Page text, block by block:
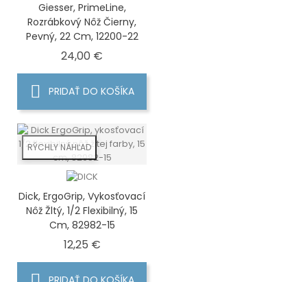
Giesser, PrimeLine,
Rozrábkový Nôž Čierny,
Pevný, 22 Cm, 12200-22
24,00 €
PRIDAŤ DO KOŠÍKA
RÝCHLY NÁHĽAD
Dick, ErgoGrip, Vykosťovací
Nôž Žltý, 1/2 Flexibilný, 15
Cm, 82982-15
12,25 €Cena